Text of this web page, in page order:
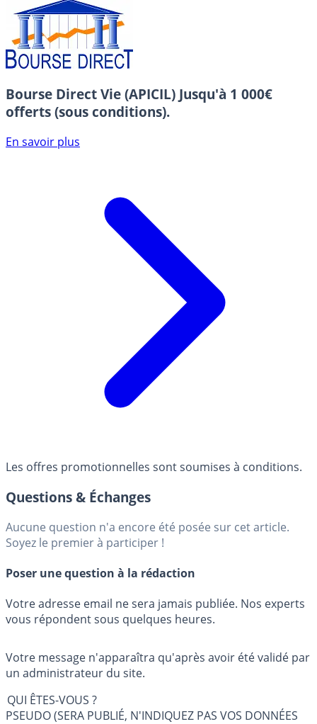
Bourse Direct Vie (APICIL) Jusqu'à 1 000€
offerts (sous conditions).
En savoir plus
Les offres promotionnelles sont soumises à conditions.
Questions & Échanges
Aucune question n'a encore été posée sur cet article.
Soyez le premier à participer !
Poser une question à la rédaction
Votre adresse email ne sera jamais publiée. Nos experts
vous répondent sous quelques heures.
Votre message n'apparaîtra qu'après avoir été validé par
un administrateur du site.
QUI ÊTES-VOUS ?
PSEUDO (SERA PUBLIÉ, N'INDIQUEZ PAS VOS DONNÉES